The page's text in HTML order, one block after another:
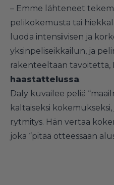
– Emme lähteneet
pelikokemusta tai
luoda intensiivisen ja
yksinpeliseikkailun, ja
rakenteeltaan tavoitetta,
haastattelussa.
Daly kuvailee peliä
kaltaiseksi
rytmitys. Hän vertaa
joka “pitää otteessaan